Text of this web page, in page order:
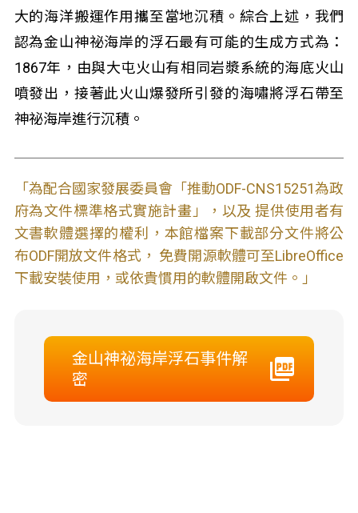
大的海洋搬運作用攜至當地沉積。綜合上述，我們
認為金山神祕海岸的浮石最有可能的生成方式為：
1867年，由與大屯火山有相同岩漿系統的海底火山
噴發出，接著此火山爆發所引發的海嘯將浮石帶至
神祕海岸進行沉積。
「為配合國家發展委員會「推動ODF-CNS15251為政
府為文件標準格式實施計畫」，以及 提供使用者有
文書軟體選擇的權利，本館檔案下載部分文件將公
布ODF開放文件格式， 免費開源軟體可至LibreOffice
下載安裝使用，或依貴慣用的軟體開啟文件。」
金山神祕海岸浮石事件解
密